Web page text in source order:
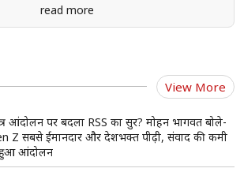
read more
View More
आंदोलन पर बदला RSS का सुर? मोहन भागवत बोले-
Z सबसे ईमानदार और देशभक्त पीढ़ी, संवाद की कमी
आंदोलन